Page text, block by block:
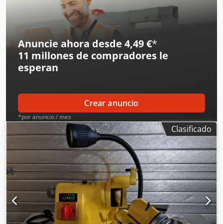
roscar. Incluye un amplio equipamiento adicional y un
manual para la máquina. Dodpozr N Raofx Agkewa
Anuncie ahora desde 4,49 €*
11 millones de compradores le
esperan
Crear anuncio
*por anuncio / mes
Clasificado